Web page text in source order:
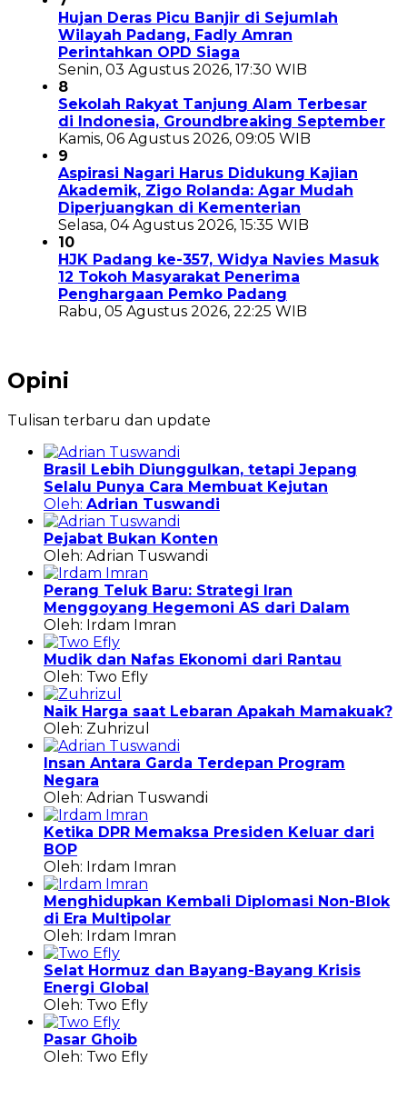
Hujan Deras Picu Banjir di Sejumlah
Wilayah Padang, Fadly Amran
Perintahkan OPD Siaga
Senin, 03 Agustus 2026, 17:30 WIB
8
Sekolah Rakyat Tanjung Alam Terbesar
di Indonesia, Groundbreaking September
Kamis, 06 Agustus 2026, 09:05 WIB
9
Aspirasi Nagari Harus Didukung Kajian
Akademik, Zigo Rolanda: Agar Mudah
Diperjuangkan di Kementerian
Selasa, 04 Agustus 2026, 15:35 WIB
10
HJK Padang ke-357, Widya Navies Masuk
12 Tokoh Masyarakat Penerima
Penghargaan Pemko Padang
Rabu, 05 Agustus 2026, 22:25 WIB
Opini
Tulisan terbaru dan update
Brasil Lebih Diunggulkan, tetapi Jepang
Selalu Punya Cara Membuat Kejutan
Oleh: Adrian Tuswandi
Pejabat Bukan Konten
Oleh: Adrian Tuswandi
Perang Teluk Baru: Strategi Iran
Menggoyang Hegemoni AS dari Dalam
Oleh: Irdam Imran
Mudik dan Nafas Ekonomi dari Rantau
Oleh: Two Efly
Naik Harga saat Lebaran Apakah Mamakuak?
Oleh: Zuhrizul
Insan Antara Garda Terdepan Program
Negara
Oleh: Adrian Tuswandi
Ketika DPR Memaksa Presiden Keluar dari
BOP
Oleh: Irdam Imran
Menghidupkan Kembali Diplomasi Non-Blok
di Era Multipolar
Oleh: Irdam Imran
Selat Hormuz dan Bayang-Bayang Krisis
Energi Global
Oleh: Two Efly
Pasar Ghoib
Oleh: Two Efly